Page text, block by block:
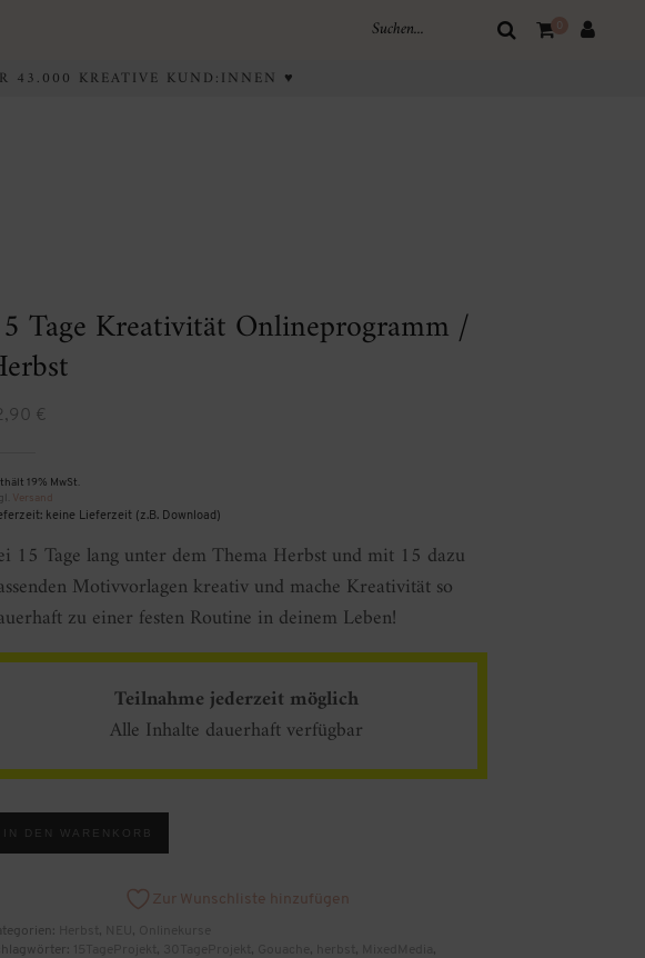
0
43.000 KREATIVE KUND:INNEN ♥
Tage Kreativität Onlineprogramm /
€
19% MwSt.
Versand
keine Lieferzeit (z.B. Download)
15 Tage lang unter dem Thema Herbst und mit 15 dazu
Motivvorlagen kreativ und mache Kreativität so
zu einer festen Routine in deinem Leben!
Teilnahme jederzeit möglich
Alle Inhalte dauerhaft verfügbar
IN DEN WARENKORB
Zur Wunschliste hinzufügen
, ,
, , , ,
,